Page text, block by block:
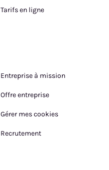
Tarifs en ligne
Entreprise à mission
Offre entreprise
Gérer mes cookies
Recrutement